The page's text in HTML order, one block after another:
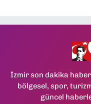
İzmir son dakika
bölgesel, spor,
güncel